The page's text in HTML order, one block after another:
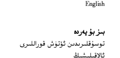
English
بىز بۇ يەردە
توسۇقلىرىدىن ئۆتۈش قوراللىرى